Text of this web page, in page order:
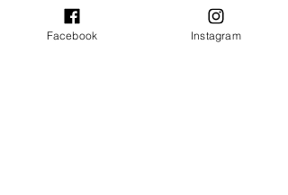
Tarif unique (avec un cadeau, surprise
surprise....) : 25 euros.
Facebook Instagram